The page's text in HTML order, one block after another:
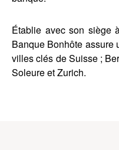
Établie avec son siège
Banque Bonhôte assure
villes clés de Suisse ;
Soleure et Zurich.